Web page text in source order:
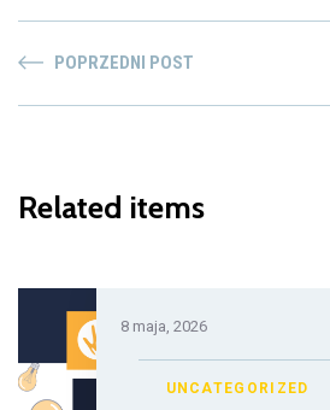
POPRZEDNI POST
Related items
8 maja, 2026
UNCATEGORIZED